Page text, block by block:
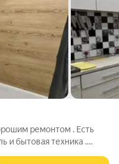
ремонтом . Есть
и бытовая техника .